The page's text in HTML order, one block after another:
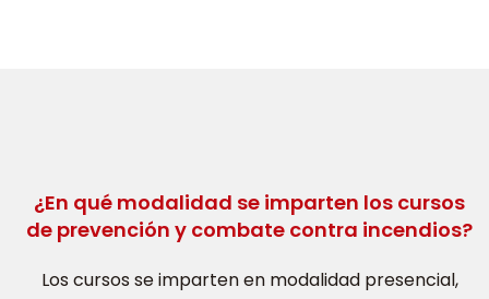
¿En qué modalidad se imparten los cursos
de prevención y combate contra incendios?
Los cursos se imparten en modalidad presencial,